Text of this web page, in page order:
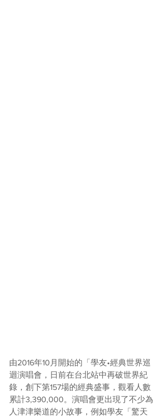
由2016年10月開始的「學友•經典世界巡
迴演唱會，日前在台北站中再破世界紀
錄，創下第157場的經典盛事，觀看人數
累計3,390,000。演唱會更出現了不少為
人津津樂道的小故事，例如學友「驚天